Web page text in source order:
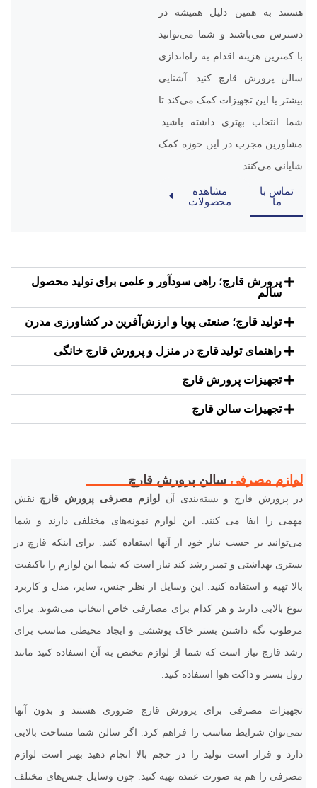
هستند به همین دلیل همیشه در
دسترس می‌باشند و شما می‌توانید
با کمترین هزینه اقدام به راه‌اندازی
سالن پرورش قارچ کنید. آشنایی
بیشتر یا این تجهیزات کمک می‌کند تا
شما انتخاب بهتری داشته باشید.
مشاورین مجرب در این حوزه کمک
شایانی می‌کنند.
تماس با
ما
مشاهده
محصولات
پرورش قارچ؛ راهی سودآور و علمی برای تولید محصول
سالم
تولید قارچ؛ صنعتی پویا و ارزش‌آفرین در کشاورزی مدرن
راهنمای تولید قارچ در منزل و پرورش قارچ خانگی
تجهیزات پرورش قارچ
تجهیزات سالن قارچ
لوازم مصرفیسالن پرورش قارچ
در پرورش قارچ و بسته‌بندی آنلوازم مصرفی پرورش قارچ نقش
مهمی را ایفا می کنند. این لوازم نمونه‌های مختلفی دارند و شما
می‌توانید بر حسب نیاز خود از آنها استفاده کنید. برای اینکه قارچ در
بستری بهداشتی و تمیز رشد کند نیاز است که شما این لوازم را باکیفیت
بالا تهیه و استفاده کنید. این وسایل از نظر جنس، سایز، مدل و کاربرد
تنوع بالایی دارند و هر کدام برای مصارفی خاص انتخاب می‌شوند. برای
مرطوب نگه داشتن بستر خاک پوششی و ایجاد محیطی مناسب برای
رشد قارچ نیاز است که شما از لوازم مختص به آن استفاده کنید مانند
رول بستر و داکت هوا استفاده کنید.
تجهیزات مصرفی برای پرورش قارچ ضروری هستند و بدون آنها
نمی‌توان شرایط مناسب را فراهم کرد. اگر سالن شما مساحت بالایی
دارد و قرار است تولید را در حجم بالا انجام دهید بهتر است لوازم
مصرفی را هم به صورت عمده تهیه کنید. چون وسایل جنس‌های مختلف